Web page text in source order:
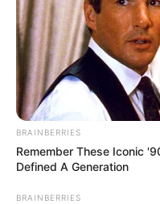
BRAINBERRIES
Remember These Iconic
Defined A Generation
BRAINBERRIES